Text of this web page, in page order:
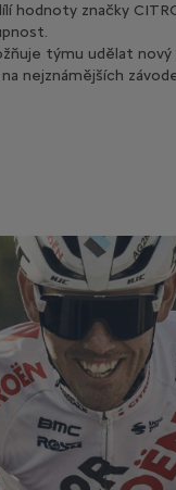
hodnoty značky
týmu udělat nový
nejznámějších